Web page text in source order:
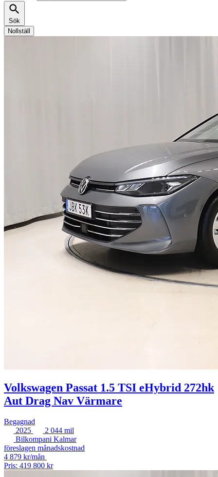
Sök
Nollställ
Volkswagen Passat 1.5 TSI eHybrid 272hk
Aut Drag Nav Värmare
Begagnad
2025
2 044 mil
Bilkompani Kalmar
föreslagen månadskostnad
4 879 kr/mån
Pris: 419 800 kr